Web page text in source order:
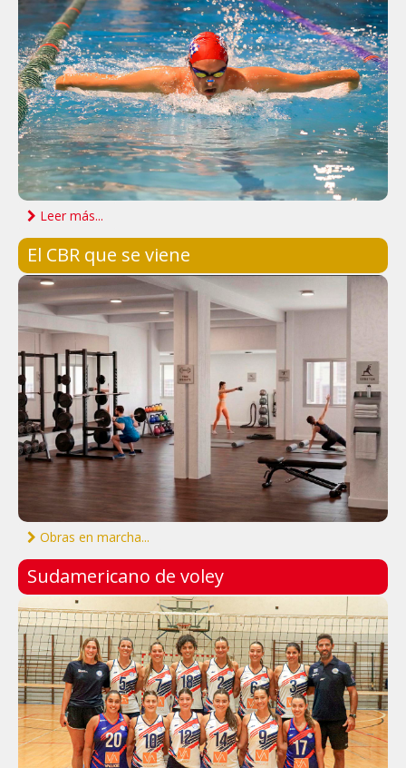
Leer más...
El CBR que se viene
Obras en marcha...
Sudamericano de voley